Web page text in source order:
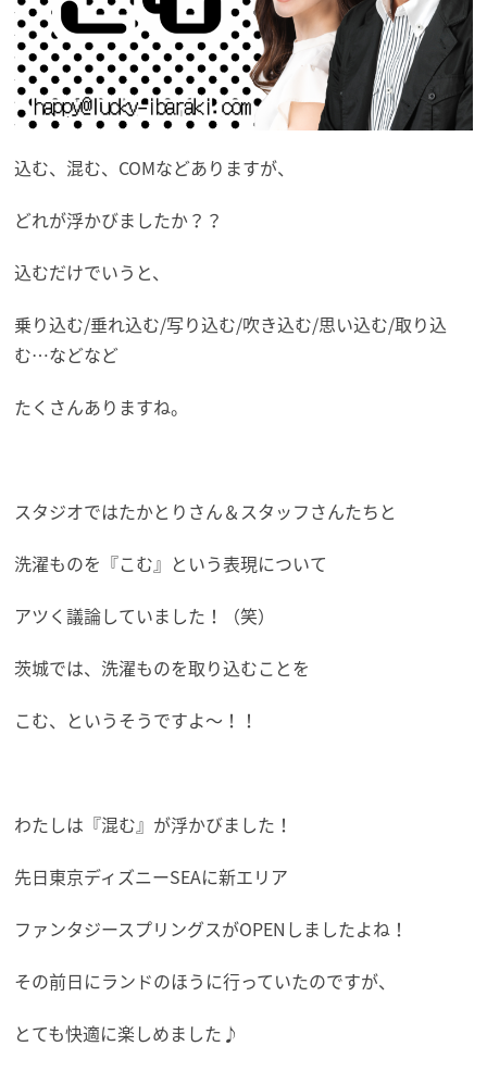
込む、混む、COMなどありますが、
どれが浮かびましたか？？
込むだけでいうと、
乗り込む/垂れ込む/写り込む/吹き込む/思い込む/取り込
む…などなど
たくさんありますね。
スタジオではたかとりさん＆スタッフさんたちと
洗濯ものを『こむ』という表現について
アツく議論していました！（笑）
茨城では、洗濯ものを取り込むことを
こむ、というそうですよ～！！
わたしは『混む』が浮かびました！
先日東京ディズニーSEAに新エリア
ファンタジースプリングスがOPENしましたよね！
その前日にランドのほうに行っていたのですが、
とても快適に楽しめました♪